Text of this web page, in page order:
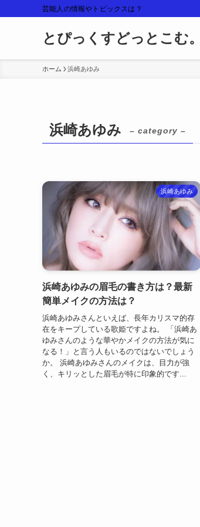
芸能人の情報やトピックスは？
とぴっくすどっとこむ。
ホーム 浜崎あゆみ
浜崎あゆみ – category –
浜崎あゆみ
浜崎あゆみの眉毛の書き方は？最新
簡単メイクの方法は？
浜崎あゆみさんといえば、長年カリスマ的存
在をキープしている歌姫ですよね。 「浜崎あ
ゆみさんのような華やかメイクの方法が気に
なる！」と言う人もいるのではないでしょう
か。 浜崎あゆみさんのメイクは、目力が強
く、キリッとした眉毛が特に印象的です...